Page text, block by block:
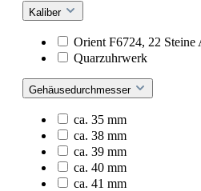
Kaliber
Orient F6724, 22 Steine
Quarzuhrwerk
Gehäusedurchmesser
ca. 35 mm
ca. 38 mm
ca. 39 mm
ca. 40 mm
ca. 41 mm